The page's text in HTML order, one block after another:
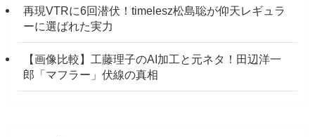
再現VTRに6回潜伏！timelesz松島聡が仰天レギュラ
ーに選ばれた実力
【画像比較】工藤理子のAI加工と元ネタ！田辺洋一
郎「マフラー」伏線の真相